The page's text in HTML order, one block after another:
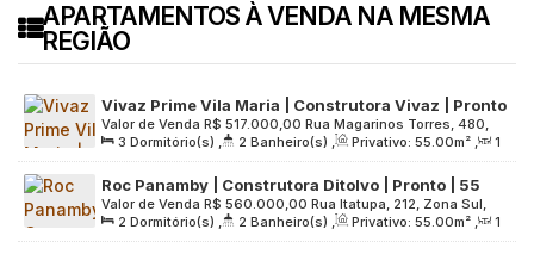
APARTAMENTOS À VENDA NA MESMA
REGIÃO
Vivaz Prime Vila Maria | Construtora Vivaz | Pronto
| 55 metros | 03 dormitórios | suíte | varanda | 01
vaga
R$ 517.000,00
Valor de Venda
Rua Magarinos Torres, 480,
Zona Norte, 02119-000, Vila Maria Baixa, São Paulo, São
Paulo, Brasil
3 Dormitório(s) , 2 Banheiro(s) , Privativo: 55.00m² ,
1
Sala(s) , 1 Suíte(s) , 1 Vaga(s) , Útil: 55.00m² ,
Terreno:
6984.00m²
Roc Panamby | Construtora Ditolvo | Pronto | 55
metros | 02 dormitórios | suíte | varanda | 01 vaga
R$ 560.000,00
Valor de Venda
Rua Itatupa, 212, Zona Sul,
05715-040, Vila Andrade, São Paulo, São Paulo, Brasil
2 Dormitório(s) , 2 Banheiro(s) , Privativo: 55.00m² ,
1
Sala(s) , 1 Suíte(s) , 1 Vaga(s) , Útil: 55.00m² ,
Terreno: